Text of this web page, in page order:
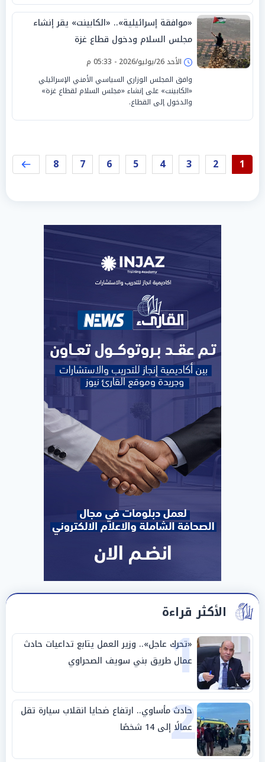
«موافقة إسرائيلية».. «الكابينت» يقر إنشاء
مجلس السلام ودخول قطاع غزة
الأحد 26/يوليو/2026 - 05:33 م
وافق المجلس الوزاري السياسي الأمني الإسرائيلي
«الكابينت» على إنشاء «مجلس السلام لقطاع غزة»
والدخول إلى القطاع.
1
2
3
4
5
6
7
8
الأكثر قراءة
1
«تحرك عاجل».. وزير العمل يتابع تداعيات حادث
عمال طريق بني سويف الصحراوي
2
حادث مأساوي.. ارتفاع ضحايا انقلاب سيارة تقل
عمالًا إلى 14 شخصًا